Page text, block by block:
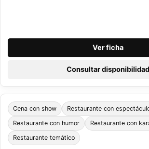
Ver ficha
Consultar disponibilidad
Cena con show Restaurante con
Restaurante con humor Restaurante con
Restaurante temático